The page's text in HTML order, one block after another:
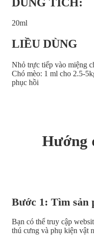
20ml
LIỀU DÙNG
Nhỏ trực tiếp vào miệng
Chó mèo: 1 ml cho 2.5-
phục hồi
Hướng
Bước 1: Tìm sản
Bạn có thể truy cập
thú cưng và phụ kiện vật